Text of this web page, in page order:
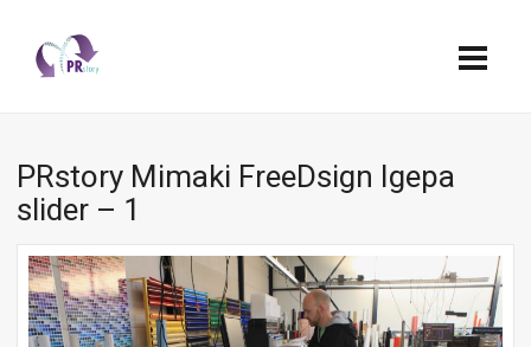
PRstory Mimaki FreeDsign Igepa
slider – 1